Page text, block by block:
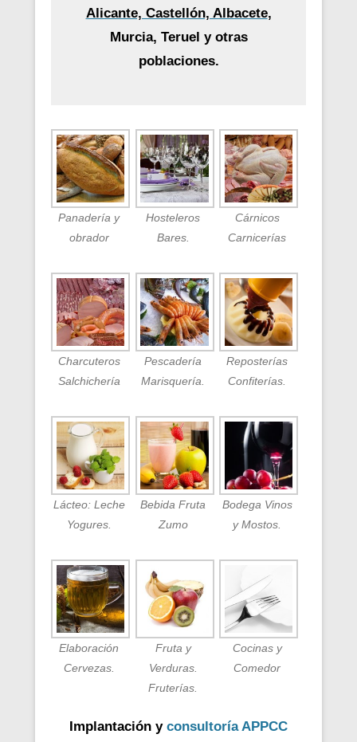
Alicante, Castellón, Albacete,
Murcia, Teruel y otras
poblaciones.
Panadería y
obrador
Hosteleros
Bares.
Cárnicos
Carnicerías
Charcuteros
Salchichería
Pescadería
Marisquería.
Reposterías
Confiterías.
Lácteo: Leche
Yogures.
Bebida Fruta
Zumo
Bodega Vinos
y Mostos.
Elaboración
Cervezas.
Fruta y
Verduras.
Fruterías.
Cocinas y
Comedor
Implantación y consultoría APPCC